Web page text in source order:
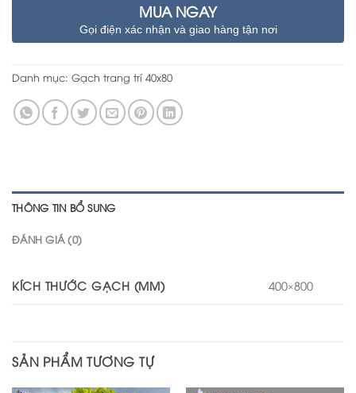
MUA NGAY
Gọi điện xác nhận và giao hàng tận nơi
Danh mục: Gạch trang trí 40x80
THÔNG TIN BỔ SUNG
ĐÁNH GIÁ (0)
KÍCH THƯỚC GẠCH (MM) 400×800
SẢN PHẨM TƯƠNG TỰ